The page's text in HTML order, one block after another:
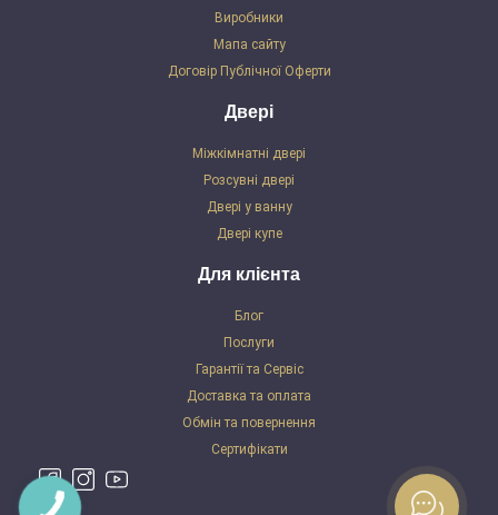
Виробники
Мапа сайту
Договір Публічної Оферти
Двері
Міжкімнатні двері
Розсувні двері
Двері у ванну
Двері купе
Для клієнта
Блог
Послуги
Гарантії та Сервіс
Доставка та оплата
Обмін та повернення
Сертифікати